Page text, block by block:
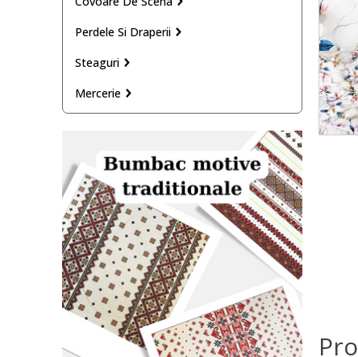
Perdele Si Draperii
Steaguri
Mercerie